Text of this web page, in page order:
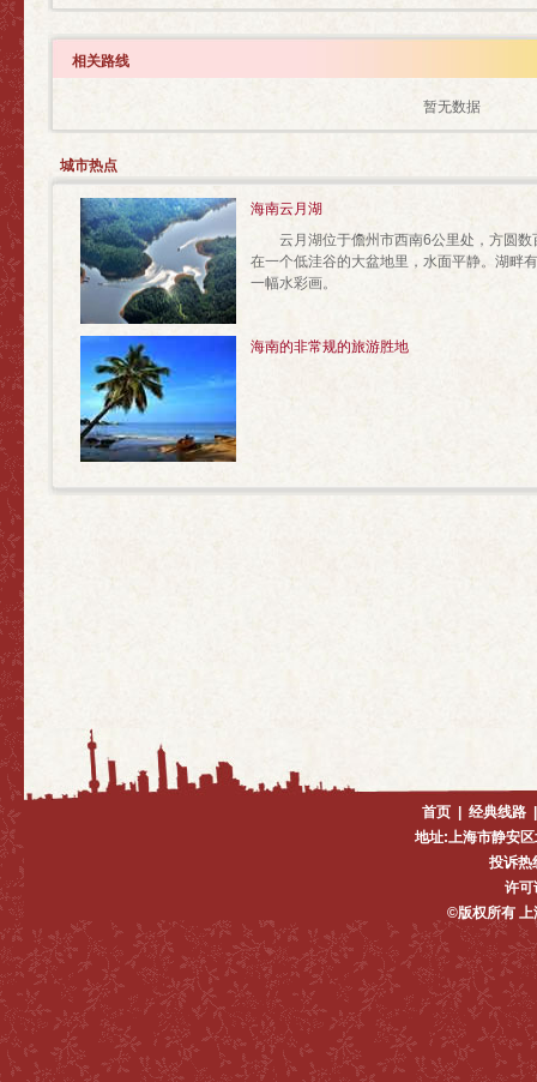
相关路线
暂无数据
城市热点
海南云月湖
云月湖位于儋州市西南6公里处，方圆数
在一个低洼谷的大盆地里，水面平静。湖畔
一幅水彩画。
海南的非常规的旅游胜地
首页 经典线路
地址:上海市静安
投诉热
许
©版权所有 上